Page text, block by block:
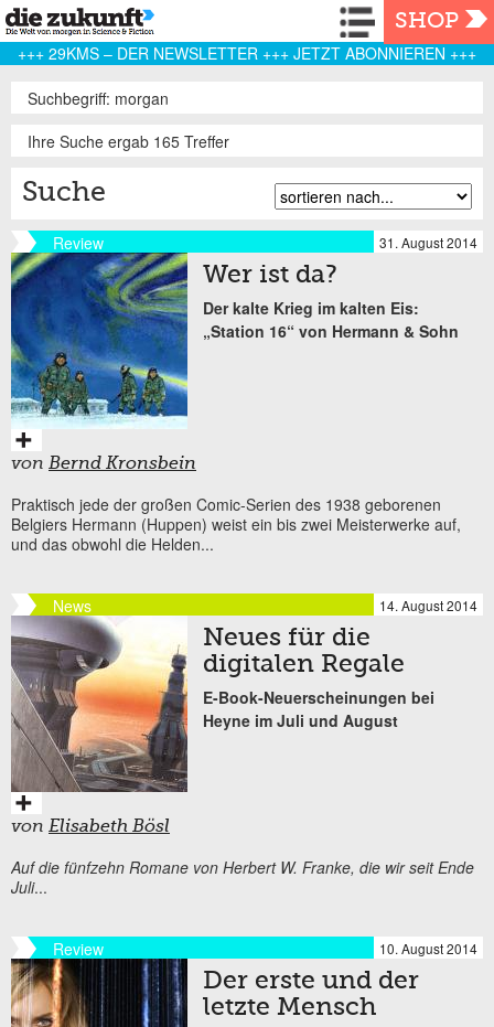
Navigation
SHOP
+++ 29KMS – DER NEWSLETTER +++ JETZT ABONNIEREN +++
Suchbegriff: morgan
Ihre Suche ergab 165 Treffer
Suche
Review 31. August 2014
Wer ist da?
Der kalte Krieg im kalten Eis:
„Station 16“ von Hermann & Sohn
von Bernd Kronsbein
Praktisch jede der großen Comic-Serien des 1938 geborenen
Belgiers Hermann (Huppen) weist ein bis zwei Meisterwerke auf,
und das obwohl die Helden...
News 14. August 2014
Neues für die
digitalen Regale
E-Book-Neuerscheinungen bei
Heyne im Juli und August
von Elisabeth Bösl
Auf die fünfzehn Romane von Herbert W. Franke, die wir seit Ende
Juli...
Review 10. August 2014
Der erste und der
letzte Mensch